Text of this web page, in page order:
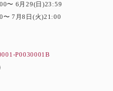
〜 6月29(日)23:59
〜 7月8日(火)21:00
P0030001B